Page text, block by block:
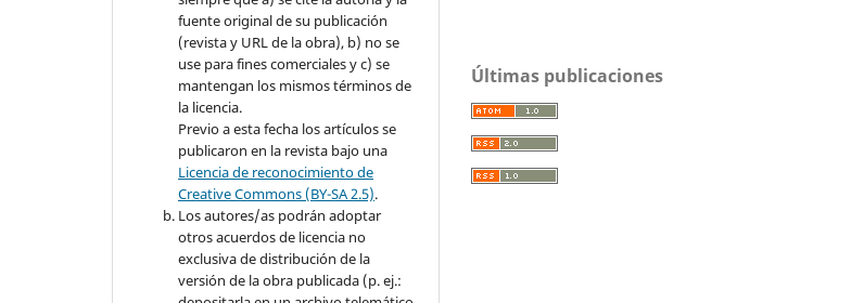
fuente original de su publicación
(revista y URL de la obra), b) no se
use para fines comerciales y c) se
mantengan los mismos términos de
la licencia.
Previo a esta fecha los artículos se
publicaron en la revista bajo una
Licencia de reconocimiento de
Creative Commons (BY-SA 2.5).
Los autores/as podrán adoptar
otros acuerdos de licencia no
exclusiva de distribución de la
versión de la obra publicada (p. ej.:
Últimas publicaciones